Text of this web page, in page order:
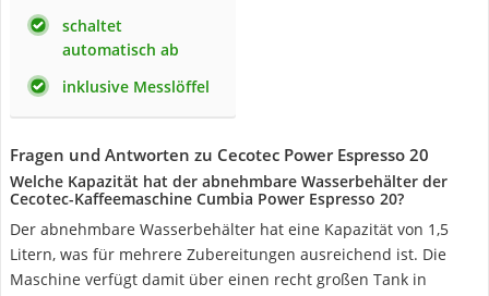
schaltet
automatisch ab
inklusive Messlöffel
Fragen und Antworten zu Cecotec ‎Power Espresso 20
Welche Kapazität hat der abnehmbare Wasserbehälter der
Cecotec-Kaffeemaschine Cumbia Power Espresso 20?
Der abnehmbare Wasserbehälter hat eine Kapazität von 1,5
Litern, was für mehrere Zubereitungen ausreichend ist. Die
Maschine verfügt damit über einen recht großen Tank in